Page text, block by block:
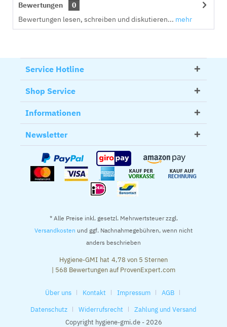
Bewertungen
0
Bewertungen lesen, schreiben und diskutieren... mehr
Service Hotline
Shop Service
Informationen
Newsletter
* Alle Preise inkl. gesetzl. Mehrwertsteuer zzgl.
Versandkosten und ggf. Nachnahmegebühren, wenn nicht
anders beschrieben
Hygiene-GMI hat 4,78 von 5 Sternen
| 568 Bewertungen auf ProvenExpert.com
Über uns Kontakt Impressum
AGB
Datenschutz
Widerrufsrecht
Zahlung und Versand
Copyright hygiene-gmi.de - 2026